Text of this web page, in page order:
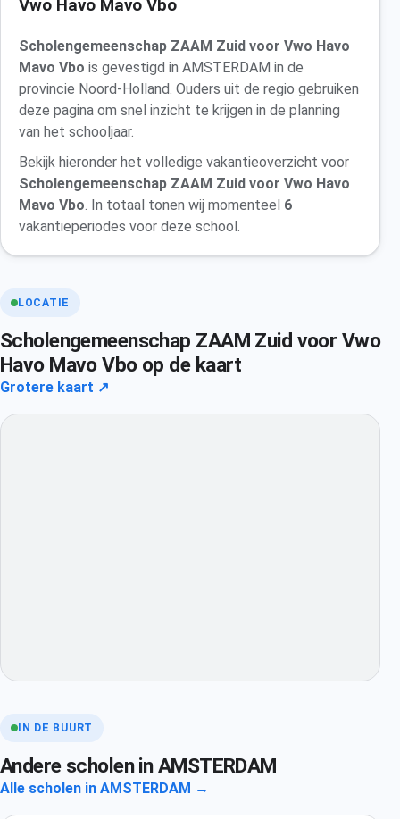
Vwo Havo Mavo Vbo
Scholengemeenschap ZAAM Zuid voor Vwo Havo
Mavo Vbo is gevestigd in AMSTERDAM in de
provincie Noord-Holland. Ouders uit de regio gebruiken
deze pagina om snel inzicht te krijgen in de planning
van het schooljaar.
Bekijk hieronder het volledige vakantieoverzicht voor
Scholengemeenschap ZAAM Zuid voor Vwo Havo
Mavo Vbo. In totaal tonen wij momenteel 6
vakantieperiodes voor deze school.
LOCATIE
Scholengemeenschap ZAAM Zuid voor Vwo
Havo Mavo Vbo op de kaart
Grotere kaart ↗
IN DE BUURT
Andere scholen in AMSTERDAM
Alle scholen in AMSTERDAM →